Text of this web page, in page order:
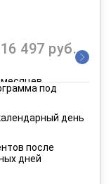
497 руб.
месяцев
/ 8 249 руб.
месяцев
под
день
после
дней